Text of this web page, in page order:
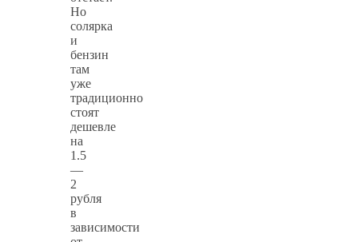
Но
солярка
и
бензин
там
уже
традиционно
стоят
дешевле
на
1.5
—
2
рубля
в
зависимости